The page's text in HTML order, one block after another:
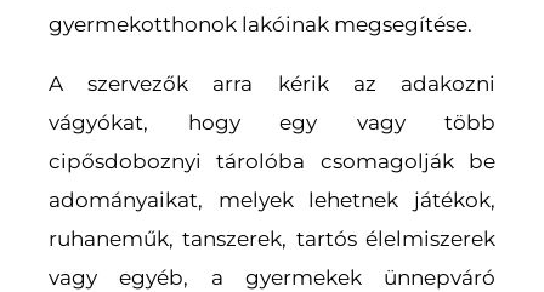
gyermekotthonok lakóinak megsegítése.
A szervezők arra kérik az adakozni
vágyókat, hogy egy vagy több
cipősdoboznyi tárolóba csomagolják be
adományaikat, melyek lehetnek játékok,
ruhaneműk, tanszerek, tartós élelmiszerek
vagy egyéb, a gyermekek ünnepváró